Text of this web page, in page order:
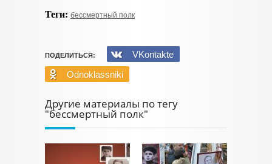
Теги: бессмертный полк
ПОДЕЛИТЬСЯ:
VKontakte
Odnoklassniki
Другие материалы по тегу
"бессмертный полк"